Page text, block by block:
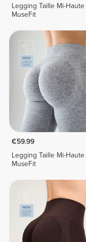
Legging Taille Mi-Haute
MuseFit
€59.99
Legging Taille Mi-Haute
MuseFit